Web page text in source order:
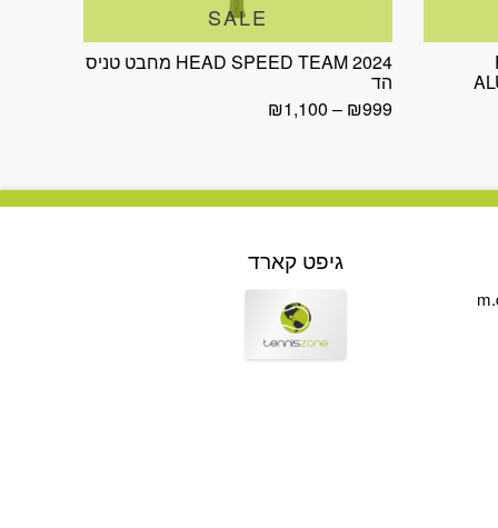
SALE
HEAD SPEED TEAM 2024 מחבט טניס
הד
₪999
–
₪1,100
גיפט קארד